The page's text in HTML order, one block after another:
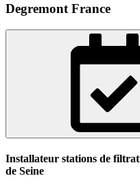
Degremont France
Installateur stations de
de Seine